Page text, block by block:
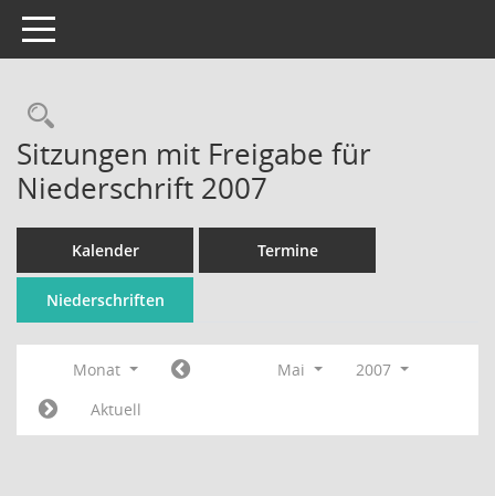
Toggle navigation
Rechercheauswahl
Sitzungen mit Freigabe für
Niederschrift 2007
Kalender Termine
Niederschriften
Monat Mai
2007
Aktuell